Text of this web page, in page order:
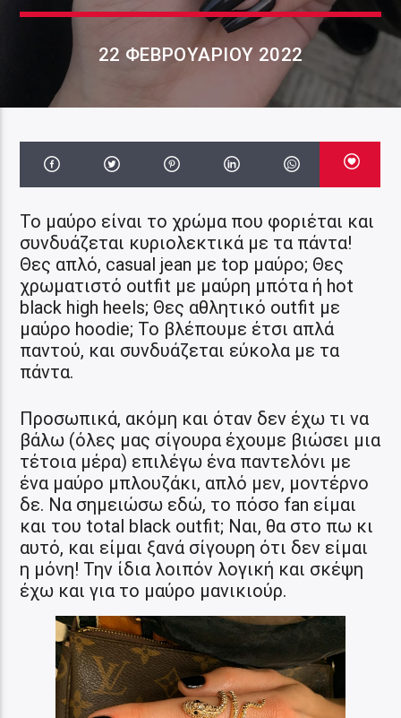
22 ΦΕΒΡΟΥΑΡΊΟΥ 2022
Το μαύρο είναι το χρώμα που φοριέται και
συνδυάζεται κυριολεκτικά με τα πάντα!
Θες απλό, casual jean με top μαύρο; Θες
χρωματιστό outfit με μαύρη μπότα ή hot
black high heels; Θες αθλητικό outfit με
μαύρο hoodie; Το βλέπουμε έτσι απλά
παντού, και συνδυάζεται εύκολα με τα
πάντα.
Προσωπικά, ακόμη και όταν δεν έχω τι να
βάλω (όλες μας σίγουρα έχουμε βιώσει μια
τέτοια μέρα) επιλέγω ένα παντελόνι με
ένα μαύρο μπλουζάκι, απλό μεν, μοντέρνο
δε. Να σημειώσω εδώ, το πόσο fan είμαι
και του total black outfit; Ναι, θα στο πω κι
αυτό, και είμαι ξανά σίγουρη ότι δεν είμαι
η μόνη! Την ίδια λοιπόν λογική και σκέψη
έχω και για το μαύρο μανικιούρ.